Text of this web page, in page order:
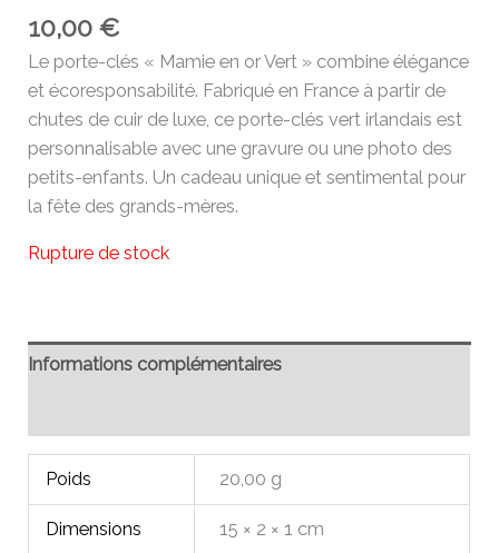
10,00€
Le porte-clés « Mamie en or Vert » combine élégance
et écoresponsabilité. Fabriqué en France à partir de
chutes de cuir de luxe, ce porte-clés vert irlandais est
personnalisable avec une gravure ou une photo des
petits-enfants. Un cadeau unique et sentimental pour
la fête des grands-mères.
Rupture de stock
Informations complémentaires
Poids 20,00 g
Dimensions 15 × 2 × 1 cm